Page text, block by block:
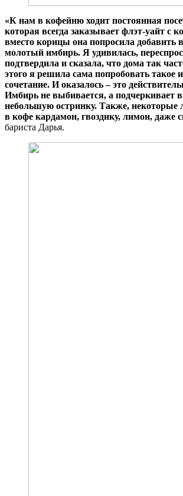
«К нам в кофейню ходит постоянная
которая всегда заказывает флэт-уайт с
вместо корицы она попросила добавить
молотый имбирь. Я удивилась,
подтвердила и сказала, что дома так
этого я решила сама попробовать такое
сочетание. И оказалось – это
Имбирь не выбивается, а подчеркивает
небольшую остринку. Также, некоторые
в кофе кардамон, гвоздику, лимон, даже
бариста Дарья.